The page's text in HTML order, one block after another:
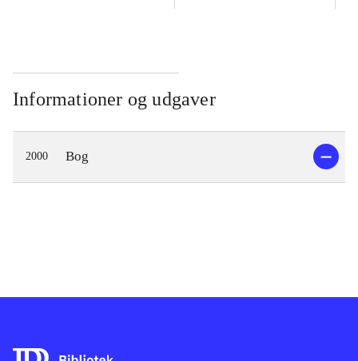
Informationer og udgaver
2000 Bog